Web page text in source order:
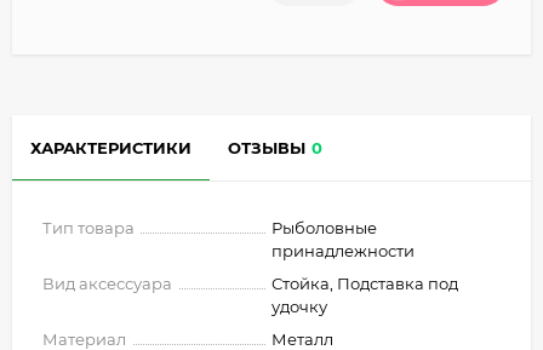
ХАРАКТЕРИСТИКИ ОТЗЫВЫ 0
Тип товара
Рыболовные
принадлежности
Вид аксессуара
Стойка, Подставка под
удочку
Материал
Металл